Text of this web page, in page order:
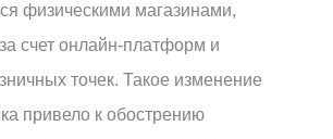
физическими магазинами,
счет онлайн-платформ и
точек. Такое изменение
привело к обострению